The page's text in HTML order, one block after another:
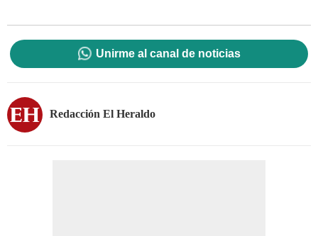
Unirme al canal de noticias
Redacción El Heraldo